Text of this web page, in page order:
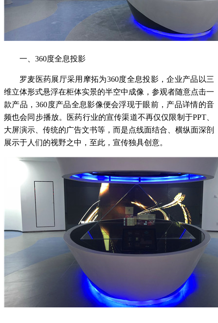
一、360度全息投影
罗麦医药展厅采用摩拓为360度全息投影，企业产品以三
维立体形式悬浮在柜体实景的半空中成像，参观者随意点击一
款产品，360度产品全息影像便会浮现于眼前，产品详情的音
频也会同步播放。医药行业的宣传渠道不再仅仅限制于PPT、
大屏演示、传统的广告文书等，而是点线面结合、横纵面深剖
展示于人们的视野之中，至此，宣传独具创意。